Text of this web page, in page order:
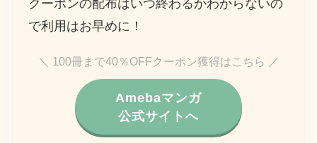
クーポンの配布はいつ終わるかわからないの
で利用はお早めに！
＼ 100冊まで40％OFFクーポン獲得はこちら ／
Amebaマンガ
公式サイトへ